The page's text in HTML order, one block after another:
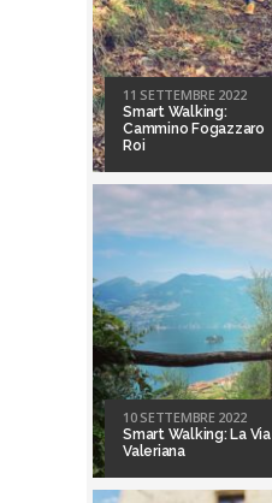
11 SETTEMBRE 2022
Smart Walking:
Cammino Fogazzaro
Roi
10 SETTEMBRE 2022
Smart Walking: La Via
Valeriana